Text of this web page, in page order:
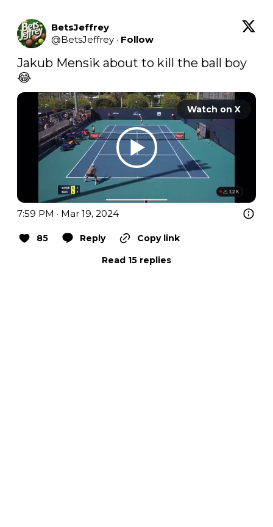
BetsJeffrey
@BetsJeffrey · Follow
Jakub Mensik about to kill the ball boy
😂
Watch on X
7:59 PM · Mar 19, 2024
85 Reply
Copy link
Read 15 replies